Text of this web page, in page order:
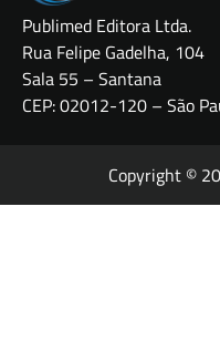
Publimed Editora Ltda.
Rua Felipe Gadelha, 104
Sala 55 – Santana
CEP: 02012-120 – São
Copyright ©